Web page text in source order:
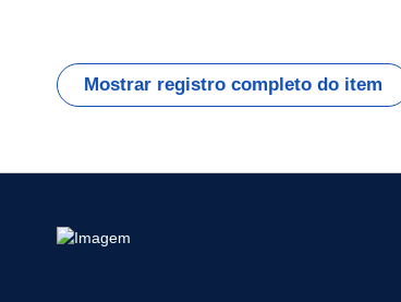
Mostrar registro completo do item